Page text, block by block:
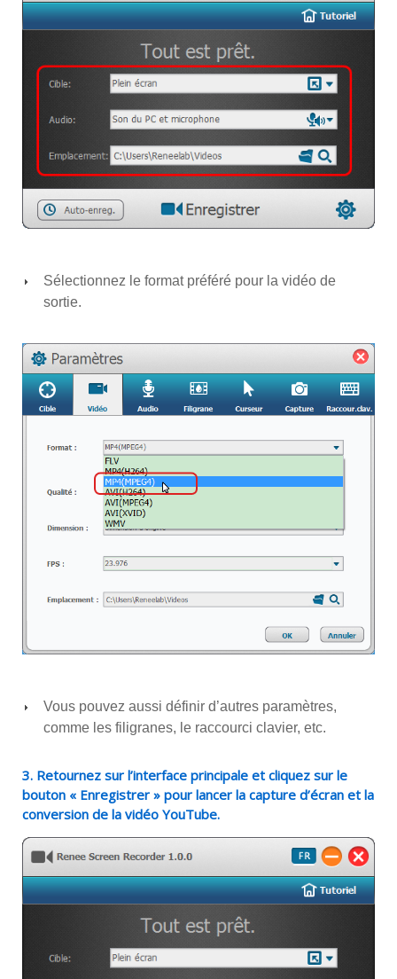
Sélectionnez le format préféré pour la vidéo de
sortie.
Vous pouvez aussi définir d’autres paramètres,
comme les filigranes, le raccourci clavier, etc.
3. Retournez sur l’interface principale et cliquez sur le
bouton « Enregistrer » pour lancer la capture d’écran et la
conversion de la vidéo YouTube.